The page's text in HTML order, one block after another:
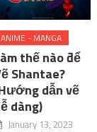
ANIME - MANGA
thế nào để
Shantae?
dẫn vẽ
dàng)
January 13, 2023